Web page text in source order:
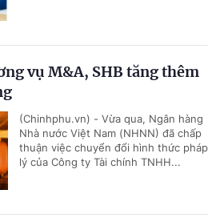
vụ M&A, SHB tăng thêm
(Chinhphu.vn) - Vừa qua, Ngân hàng
Nhà nước Việt Nam (NHNN) đã chấp
thuận việc chuyển đổi hình thức pháp
lý của Công ty Tài chính TNHH...